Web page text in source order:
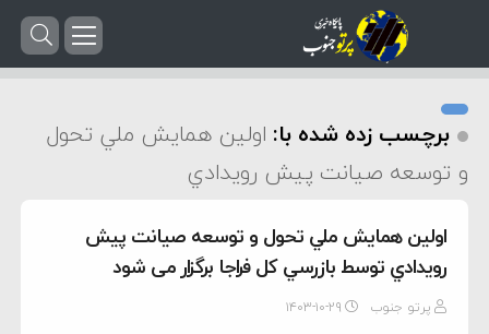
برچسب زده شده با: اولين همايش ملي تحول
و توسعه صيانت پيش رويدادي
اولين همايش ملي تحول و توسعه صيانت پيش
رويدادي توسط بازرسي کل فراجا برگزار می شود
پرتو جنوب ۱۴۰۳-۱۰-۲۹